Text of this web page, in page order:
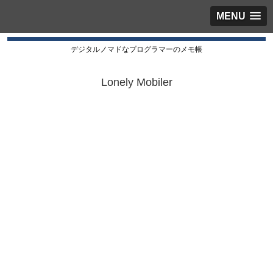
MENU
デジタルノマドなプログラマーのメモ帳
Lonely Mobiler